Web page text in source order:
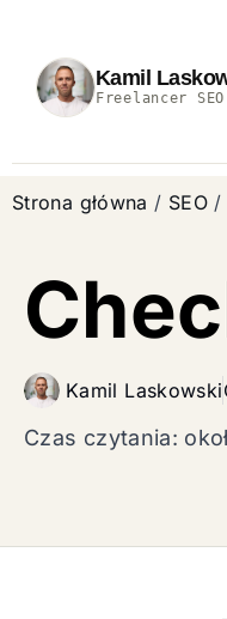
Kamil
Freelancer SEO
Strona główna / SEO/
Kamil Laskowski
Czas czytania: